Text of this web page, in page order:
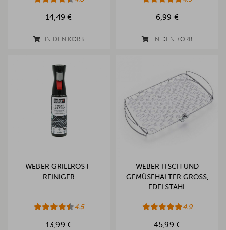
14,49 €
IN DEN KORB
6,99 €
IN DEN KORB
WEBER GRILLROST-
REINIGER
4.5
13,99 €
WEBER FISCH UND
GEMÜSEHALTER GROSS, E
DELSTAHL
4.9
45,99 €